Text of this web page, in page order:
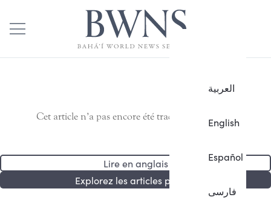
العربية
English
Español
فارسی
Cet article n’a pas encore été traduit en français.
Lire en anglais
Explorez les articles publiés